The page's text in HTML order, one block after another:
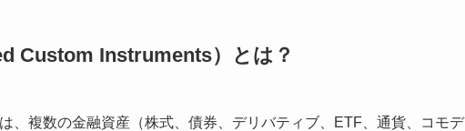
Custom Instruments）とは？
は、複数の金融資産（株式、債券、デリバティブ、ETF、通貨、コモデ